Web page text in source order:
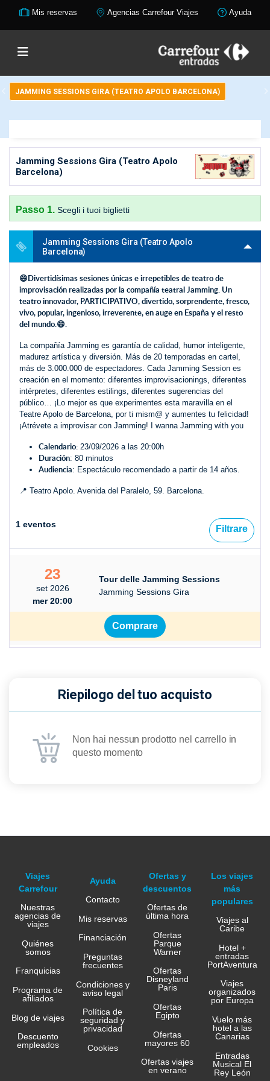
Mis reservas Agencias Carrefour Viajes Ayuda
JAMMING SESSIONS GIRA (TEATRO APOLO BARCELONA)
Jamming Sessions Gira (Teatro Apolo
Barcelona)
Passo 1. Scegli i tuoi biglietti
Jamming Sessions Gira (Teatro Apolo
Barcelona)
😄Divertidísimas sesiones únicas e irrepetibles de teatro de
improvisación realizadas por la compañía teatral Jamming. Un
teatro innovador, PARTICIPATIVO, divertido, sorprendente, fresco,
vivo, popular, ingenioso, irreverente, en auge en España y el resto
del mundo.😄.
La compañía Jamming es garantía de calidad, humor inteligente,
madurez artística y diversión. Más de 20 temporadas en cartel,
más de 3.000.000 de espectadores. Cada Jamming Session es
creación en el momento: diferentes improvisacionings, diferentes
intérpretes, diferentes estilings, diferentes sugerencias del
público… ¡Lo mejor es que experimentes esta maravilla en el
Teatre Apolo de Barcelona, por ti mism@ y aumentes tu felicidad!
¡Atrévete a improvisar con Jamming! I wanna Jamming with you
Calendario: 23/09/2026 a las 20:00h
Duración: 80 minutos
Audiencia: Espectáculo recomendado a partir de 14 años.
📍 Teatro Apolo. Avenida del Paralelo, 59. Barcelona.
1 eventos Filtrare
23
set 2026
mer 20:00
Tour delle Jamming Sessions
Jamming Sessions Gira
Comprare
Riepilogo del tuo acquisto
Non hai nessun prodotto nel carrello in
questo momento
Viajes
Carrefour
Nuestras
agencias de
viajes
Quiénes
somos
Franquicias
Programa de
afiliados
Blog de viajes
Descuento
empleados
Ayuda
Contacto
Mis reservas
Financiación
Preguntas
frecuentes
Condiciones y
aviso legal
Política de
seguridad y
privacidad
Cookies
Ofertas y
descuentos
Ofertas de
última hora
Ofertas
Parque
Warner
Ofertas
Disneyland
Paris
Ofertas
Egipto
Ofertas
mayores 60
Ofertas viajes
en verano
Los viajes
más
populares
Viajes al
Caribe
Hotel +
entradas
PortAventura
Viajes
organizados
por Europa
Vuelo más
hotel a las
Canarias
Entradas
Musical El
Rey León